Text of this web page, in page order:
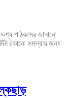
পাঠকদের জানানো
কোনো সমস্যার জন্য